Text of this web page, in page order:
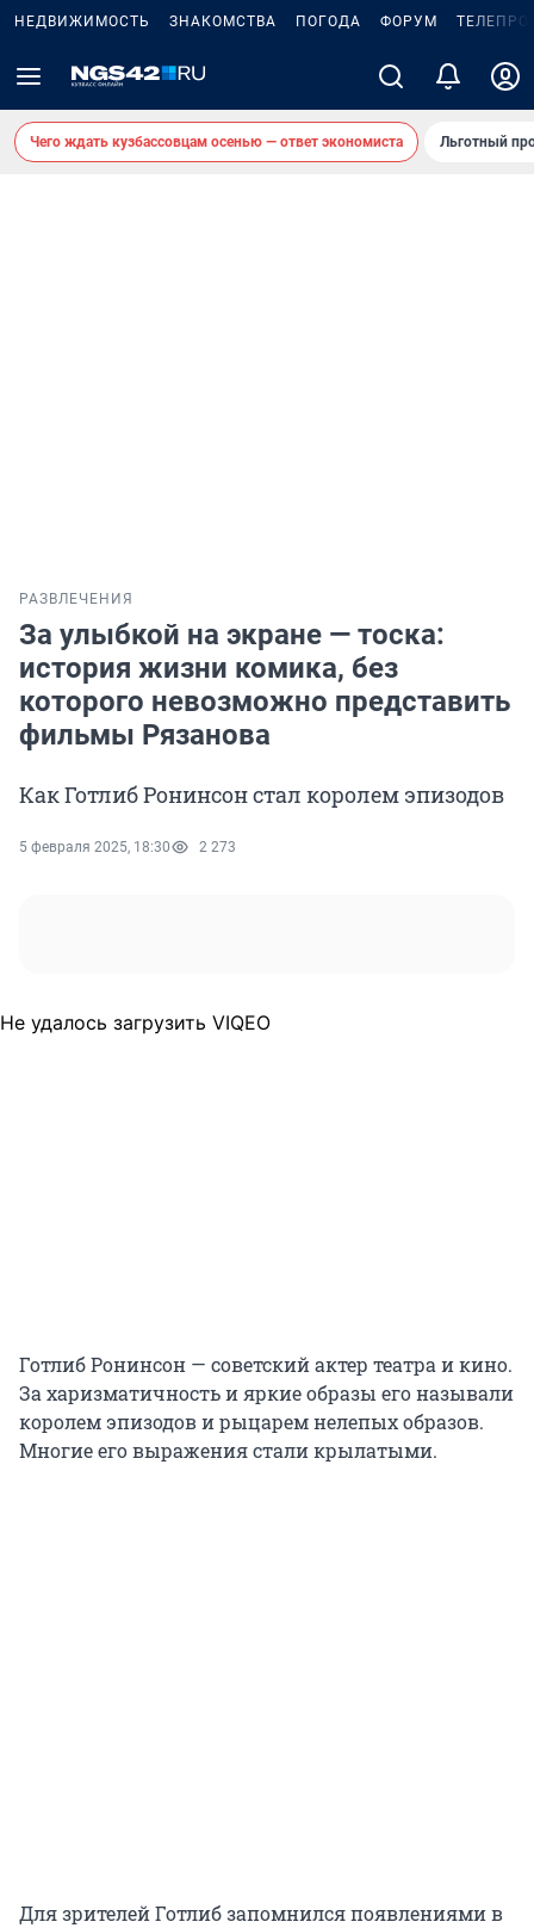
НЕДВИЖИМОСТЬ ЗНАКОМСТВА ПОГОДА ФОРУМ
Чего ждать кузбассовцам осенью — ответ экономиста Льготный
РАЗВЛЕЧЕНИЯ
За улыбкой на экране — тоска:
история жизни комика, без
которого невозможно представить
фильмы Рязанова
Как Готлиб Ронинсон стал королем эпизодов
5 февраля 2025, 18:30 2 273
Не удалось загрузить VIQEO
Готлиб Ронинсон — советский актер театра и кино.
За харизматичность и яркие образы его называли
королем эпизодов и рыцарем нелепых образов.
Многие его выражения стали крылатыми.
Для зрителей Готлиб запомнился появлениями в